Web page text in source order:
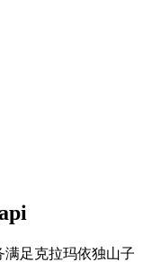
满足克拉玛依独山子